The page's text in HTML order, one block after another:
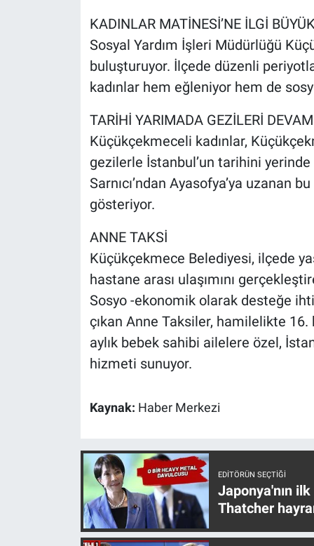
KADINLAR MATİNESİ’NE İLGİ
Sosyal Yardım İşleri Müdürlüğü
buluşturuyor. İlçede düzenli
kadınlar hem eğleniyor hem de
TARİHİ YARIMADA GEZİLERİ
Küçükçekmeceli kadınlar,
gezilerle İstanbul’un tarihini
Sarnıcı’ndan Ayasofya’ya uzanan
gösteriyor.
ANNE TAKSİ
Küçükçekmece Belediyesi, ilçede
hastane arası ulaşımını
Sosyo -ekonomik olarak desteğe
çıkan Anne Taksiler, hamilelikte
aylık bebek sahibi ailelere özel,
hizmeti sunuyor.
Kaynak: Haber Merkezi
EDITÖRÜN SEÇTIĞI
Japonya'nın
Thatcher
Canlı Yayın